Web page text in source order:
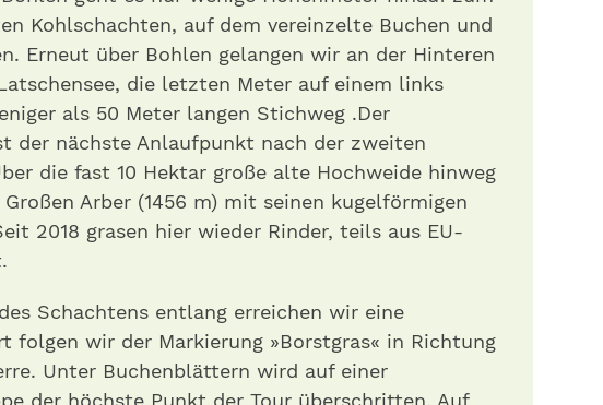
Kohlschachten, auf dem vereinzelte Buchen und
Erneut über Bohlen gelangen wir an der Hinteren
die letzten Meter auf einem links
als 50 Meter langen Stichweg .Der
der nächste Anlaufpunkt nach der zweiten
die fast 10 Hektar große alte Hochweide hinweg
Arber (1456 m) mit seinen kugelförmigen
2018 grasen hier wieder Rinder, teils aus EU-
Schachtens entlang erreichen wir eine
folgen wir der Markierung »Borstgras« in Richtung
Unter Buchenblättern wird auf einer
der höchste Punkt der Tour überschritten. Auf